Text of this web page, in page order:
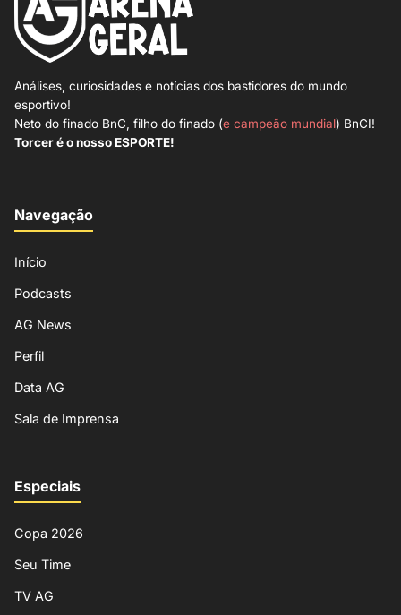
Análises, curiosidades e notícias dos bastidores do mundo
esportivo!
Neto do finado BnC, filho do finado (e campeão mundial) BnCI!
Torcer é o nosso ESPORTE!
Navegação
Início
Podcasts
AG News
Perfil
Data AG
Sala de Imprensa
Especiais
Copa 2026
Seu Time
TV AG